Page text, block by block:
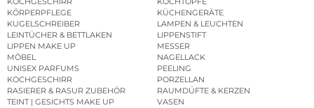
KÖRPERPFLEGE
KÜCHENGERÄTE
KUGELSCHREIBER
LAMPEN & LEUCHTEN
LEINTÜCHER & BETTLAKEN
LIPPENSTIFT
LIPPEN MAKE UP
MESSER
MÖBEL
NAGELLACK
UNISEX PARFUMS
PEELING
KOCHGESCHIRR
PORZELLAN
RASIERER & RASUR ZUBEHÖR
RAUMDÜFTE & KERZEN
TEINT | GESICHTS MAKE UP
VASEN